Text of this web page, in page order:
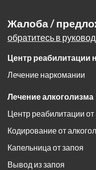
Жалоба /
обратитесь в
Центр реабилитации
Лечение наркомании
Лечение алкоголизма
Центр реабилитации от
Кодирование от
Капельница от запоя
Вывод из запоя